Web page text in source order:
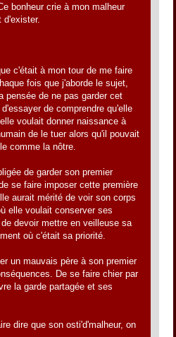
bonheur crie à mon malheur
d'exister.
c'était à mon tour de me faire
fois que j'aborde le sujet,
pensée de ne pas garder cet
de comprendre qu'elle
voulait donner naissance à
de le tuer alors qu'il pouvait
comme la nôtre.
de garder son premier
se faire imposer cette première
aurait mérité de voir son corps
elle voulait conserver ses
devoir mettre en veilleuse sa
où c'était sa priorité.
un mauvais père à son premier
De se faire chier par
la garde partagée et ses
dire que son osti'd'malheur, on